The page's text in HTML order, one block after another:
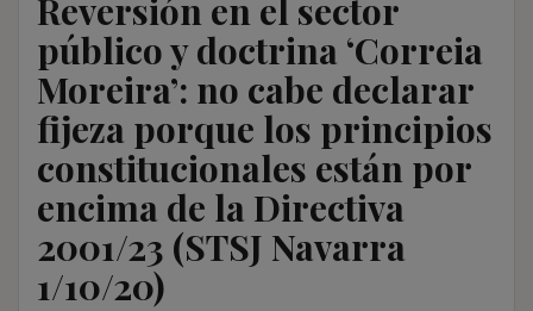
Reversión en el sector
público y doctrina ‘Correia
Moreira’: no cabe declarar
fijeza porque los principios
constitucionales están por
encima de la Directiva
2001/23 (STSJ Navarra
1/10/20)